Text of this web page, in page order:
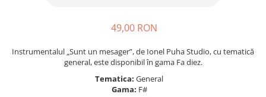
49,00 RON
Instrumentalul „Sunt un mesager”, de Ionel Puha Studio, cu tematică
general, este disponibil în gama Fa diez.
Tematica: General
Gama: F#